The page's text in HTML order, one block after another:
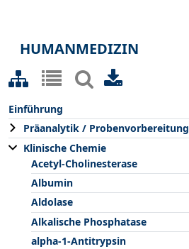
HUMANMEDIZIN
Einführung
Präanalytik / Probenvorbereitung
Klinische Chemie
Acetyl-Cholinesterase
Albumin
Aldolase
Alkalische Phosphatase
alpha-1-Antitrypsin